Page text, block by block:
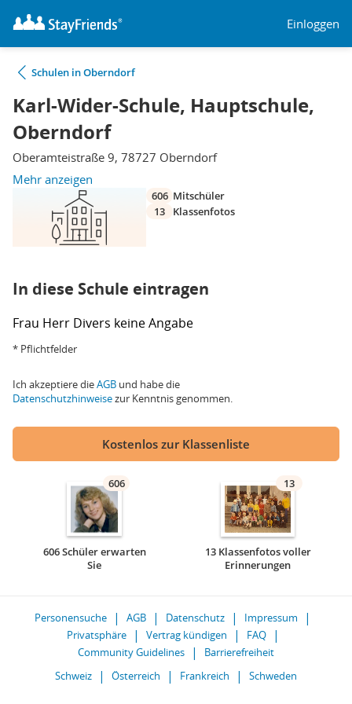
Einloggen
Schulen in Oberndorf
Karl-Wider-Schule, Hauptschule,
Oberndorf
Oberamteistraße 9, 78727 Oberndorf
Mehr anzeigen
606 Mitschüler
13
Klassenfotos
In diese Schule eintragen
Frau Herr Divers keine Angabe
* Pflichtfelder
Ich akzeptiere dieAGB und habe die
Datenschutzhinweisezur Kenntnis genommen.
Kostenlos zur Klassenliste
606
606 Schüler erwarten
Sie
13
13 Klassenfotos voller
Erinnerungen
Personensuche AGB Datenschutz
Impressum
Privatsphäre
Vertrag kündigen
FAQ
Community Guidelines
Barrierefreiheit
Schweiz
Österreich Frankreich Schweden